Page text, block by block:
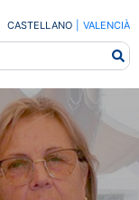
CASTELLANO VALENCIÀ